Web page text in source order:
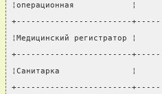
¦операционная
+------------------------
¦Медицинский
+------------------------
¦Санитарка               ¦
+------------------------